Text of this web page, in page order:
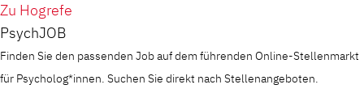
Zu Hogrefe
PsychJOB
Finden Sie den passenden Job auf dem führenden Online-Stellenmarkt
für Psycholog*innen. Suchen Sie direkt nach Stellenangeboten.